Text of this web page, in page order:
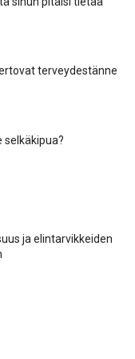
terveydestänne
selkäkipua?
ja elintarvikkeiden